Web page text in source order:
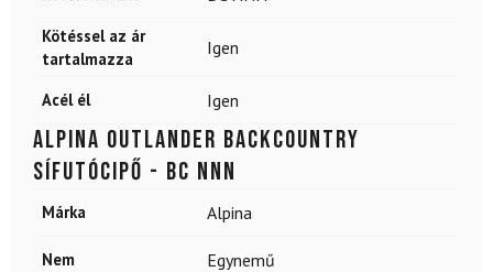
Kötéssel az ár
tartalmazza
Igen
Acél él Igen
ALPINA Outlander backcountry
sífutócipő - BC NNN
Márka Alpina
Nem Egynemű